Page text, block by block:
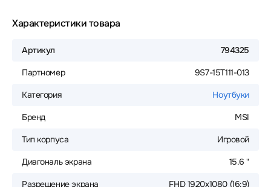
Характеристики товара
Артикул 794325
Партномер 9S7-15T111-013
Категория Ноутбуки
Бренд MSI
Тип корпуса Игровой
Диагональ экрана 15.6 "
Разрешение экрана FHD 1920x1080 (16:9)